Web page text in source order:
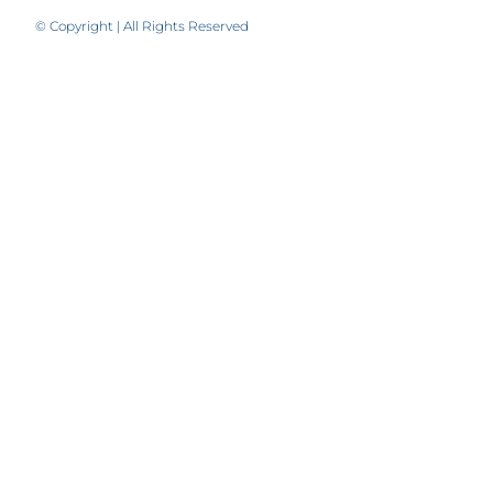
© Copyright | All Rights Reserved